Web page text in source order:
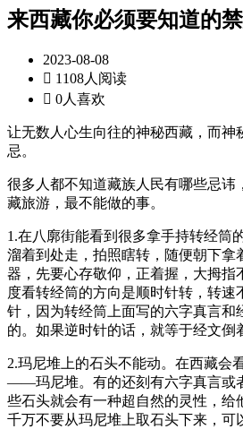
来西藏你必须要知道的
2023-08-08
 1108人阅读
 0人喜欢
让无数人心生向往的神秘西藏，而神
忌。
很多人都不知道藏族人民有哪些忌讳
藏旅游，最不能做的事。
1.在八廓街能看到很多拿手持转经筒
溜着到处走，拍照瞎转，随便朝下拿
器，先要心存敬仰，正着握，大拇指
度看转经筒的方向是顺时针转，转速
针，因为转经筒上面写的六字真言和
的。如果逆时针的话，就等于经文倒
2.玛尼堆上的石头不能动。在西藏会
——玛尼堆。有的还刻有六字真言或
些石头就会有一种超自然的灵性，给
千万不要从玛尼堆上取石头下来，可